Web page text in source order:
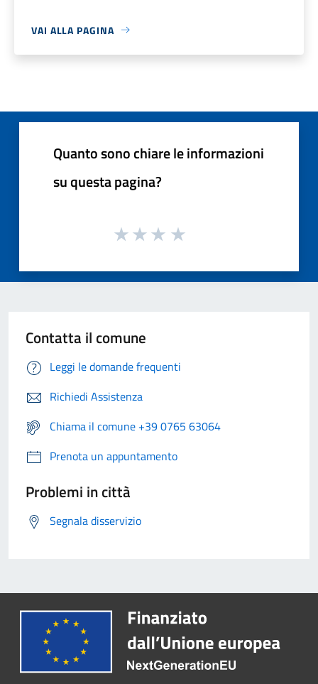
VAI ALLA PAGINA
Quanto sono chiare le informazioni
su questa pagina?
Contatta il comune
Leggi le domande frequenti
Richiedi Assistenza
Chiama il comune +39 0765 63064
Prenota un appuntamento
Problemi in città
Segnala disservizio